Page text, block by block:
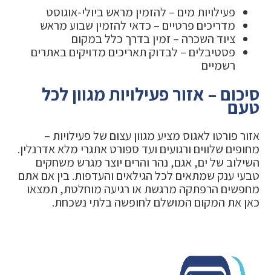
פעילויות מים – להזמין מראש ביולי-אוגוסט
מדריכים פרטיים – כדאי להזמין שבוע מראש
ציוד השכרה – זמין בדרך כלל במקום
פסטיבלים – לבדוק תאריכים מדויקים באתרים
רשמיים
סיכום – אזור פעילויות מגוון לכל
טעם
אזור פורטו לאגוס מציע מגוון עצום של פעילויות –
מחופים שלווים ורגועים ועד ספורט אתגרי מלא אדרנלין.
השילוב של ים, אגם, נהר והרים יוצר מגרש משחקים
טבעי ענק שמתאים לכל הגילאים והעדפות. בין אם אתם
מחפשים הרפתקה מרגשת או רגיעה מוחלטת, תמצאו
כאן את המקום המושלם לחופשה בלתי נשכחת.